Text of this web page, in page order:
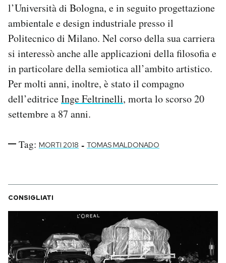
l’Università di Bologna, e in seguito progettazione
ambientale e design industriale presso il
Politecnico di Milano. Nel corso della sua carriera
si interessò anche alle applicazioni della filosofia e
in particolare della semiotica all’ambito artistico.
Per molti anni, inoltre, è stato il compagno
dell’editriceInge Feltrinelli, morta lo scorso 20
settembre a 87 anni.
Tag: MORTI 2018 - TOMAS MALDONADO
CONSIGLIATI